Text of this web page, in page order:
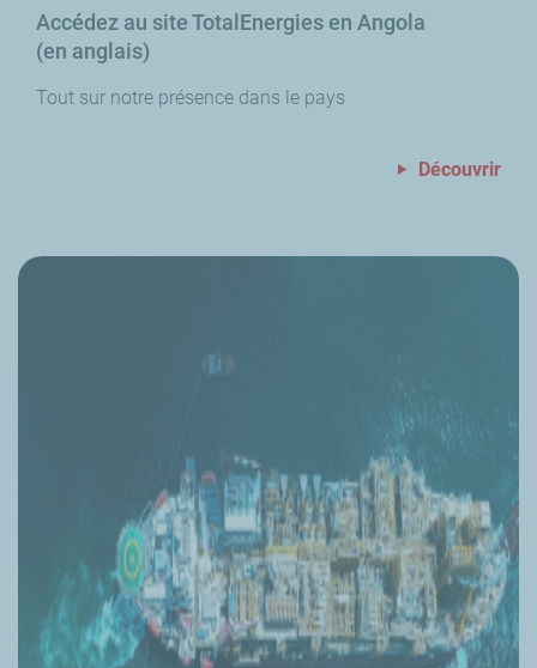
Accédez au site TotalEnergies en Angola
(en anglais)
Tout sur notre présence dans le pays
Découvrir